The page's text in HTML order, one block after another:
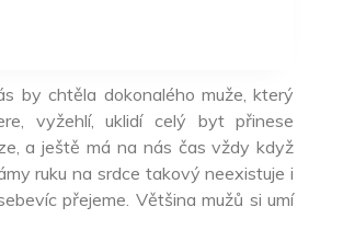
by chtěla dokonalého muže, který
vyžehlí, uklidí celý byt přinese
a ještě má na nás čas vždy když
ruku na srdce takový neexistuje i
přejeme. Většina mužů si umí